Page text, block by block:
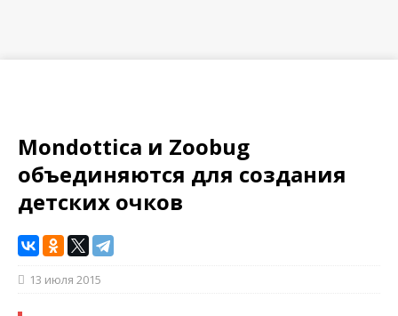
Mondottica и Zoobug
объединяются для создания
детских очков
13 июля 2015